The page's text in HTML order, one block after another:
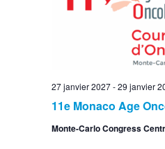
11e Monaco Age
27 janvier 2027-29 janvier
Monte-Carlo Congress